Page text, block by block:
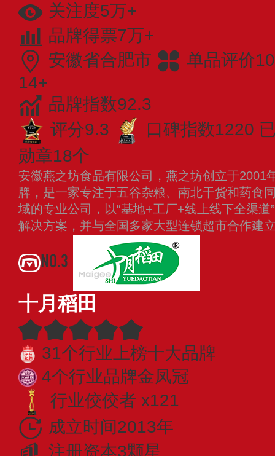
关注度5万+
品牌得票7万+
安徽省合肥市
单品评价
14+
品牌指数92.3
评分9.3
口碑指数1220
勋章18个
安徽燕之坊食品有限公司，燕之坊创立于2001
牌，是一家专注于五谷杂粮、南北干货和药食
域的专业公司，以“基地+工厂+线上线下全渠
解决方案，并与全国多家大型连锁超市合作建
NO.3
十月稻田
31个行业上榜十大品牌
4个行业品牌金凤冠
行业佼佼者 x121
成立时间2013年
注册资本3颗星